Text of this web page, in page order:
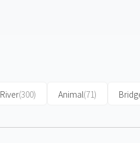
River(300) Animal(71)